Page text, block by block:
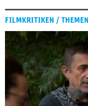
FILMKRITIKEN / THEMEN